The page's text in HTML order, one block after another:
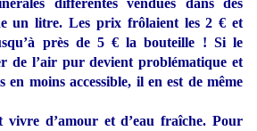
un litre. Les prix frôlaient les 2 € et
près de 5 € la bouteille ! Si le
de l’air pur devient problématique et
en moins accessible, il en est de même
d’amour et d’eau fraîche. Pour